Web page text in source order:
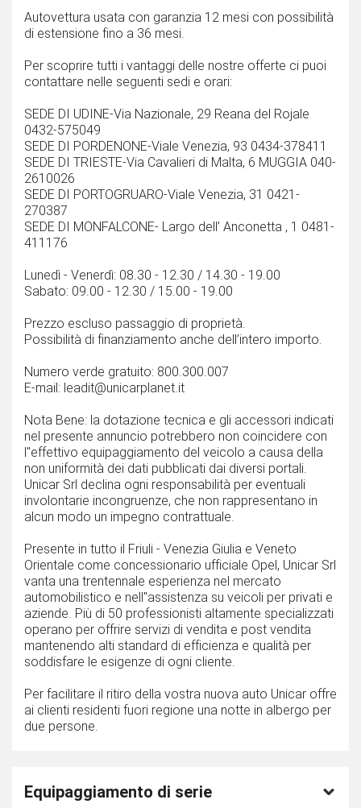
Autovettura usata con garanzia 12 mesi con possibilità
di estensione fino a 36 mesi.
Per scoprire tutti i vantaggi delle nostre offerte ci puoi
contattare nelle seguenti sedi e orari:
SEDE DI UDINE-Via Nazionale, 29 Reana del Rojale
0432-575049
SEDE DI PORDENONE-Viale Venezia, 93 0434-378411
SEDE DI TRIESTE-Via Cavalieri di Malta, 6 MUGGIA 040-
2610026
SEDE DI PORTOGRUARO-Viale Venezia, 31 0421-
270387
SEDE DI MONFALCONE- Largo dell’ Anconetta , 1 0481-
411176
Lunedì - Venerdì: 08.30 - 12.30 / 14.30 - 19.00
Sabato: 09.00 - 12.30 / 15.00 - 19.00
Prezzo escluso passaggio di proprietà.
Possibilità di finanziamento anche dell’intero importo.
Numero verde gratuito: 800.300.007
E-mail: leadit@unicarplanet.it
Nota Bene: la dotazione tecnica e gli accessori indicati
nel presente annuncio potrebbero non coincidere con
l''effettivo equipaggiamento del veicolo a causa della
non uniformità dei dati pubblicati dai diversi portali.
Unicar Srl declina ogni responsabilità per eventuali
involontarie incongruenze, che non rappresentano in
alcun modo un impegno contrattuale.
Presente in tutto il Friuli - Venezia Giulia e Veneto
Orientale come concessionario ufficiale Opel, Unicar Srl
vanta una trentennale esperienza nel mercato
automobilistico e nell''assistenza su veicoli per privati e
aziende. Più di 50 professionisti altamente specializzati
operano per offrire servizi di vendita e post vendita
mantenendo alti standard di efficienza e qualità per
soddisfare le esigenze di ogni cliente.
Per facilitare il ritiro della vostra nuova auto Unicar offre
ai clienti residenti fuori regione una notte in albergo per
due persone.
Equipaggiamento di serie